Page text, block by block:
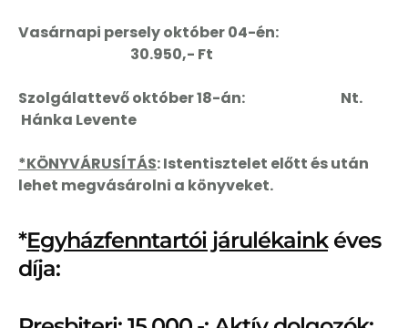
Vasárnapi persely október 04-én:
30.950,- Ft
Szolgálattevő október 18-án: Nt.
Hánka Levente
*KÖNYVÁRUSÍTÁS:Istentisztelet előtt és után
lehet megvásárolni a könyveket.
*Egyházfenntartói járulékainkéves
díja: